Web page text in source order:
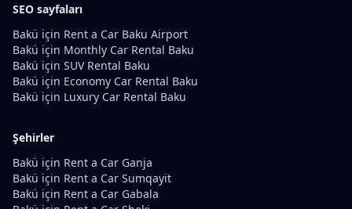
SEO sayfaları
Bakü için Rent a Car Baku Airport
Bakü için Monthly Car Rental Baku
Bakü için SUV Rental Baku
Bakü için Economy Car Rental Baku
Bakü için Luxury Car Rental Baku
Şehirler
Bakü için Rent a Car Ganja
Bakü için Rent a Car Sumqayit
Bakü için Rent a Car Gabala